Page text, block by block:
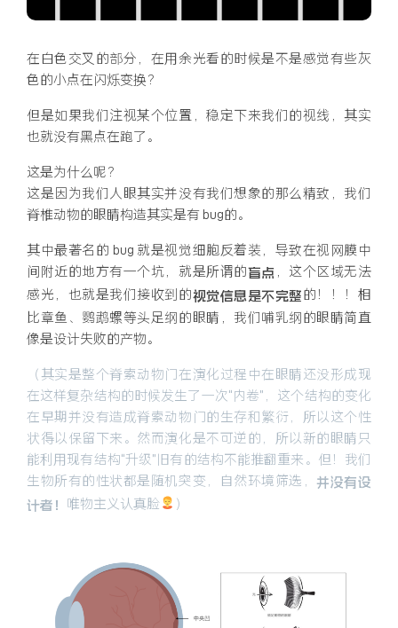
在白色交叉的部分，在用余光看的时候是不是感觉有些灰
色的小点在闪烁变换？
但是如果我们注视某个位置，稳定下来我们的视线，其实
也就没有黑点在跑了。
这是为什么呢？
这是因为我们人眼其实并没有我们想象的那么精致，我们
脊椎动物的眼睛构造其实是有 bug的。
其中最著名的 bug 就是视觉细胞反着装，导致在视网膜中
间附近的地方有一个坑，就是所谓的盲点
，这个区域无法
感光，也就是我们接收到的视觉信息是不完整 的！！！相
比章鱼、鹦鹉螺等头足纲的眼睛，我们哺乳纲的眼睛简直
像是设计失败的产物。
（其实是整个脊索动物门在演化过程中在眼睛还没形成现
在这样复杂结构的时候发生了一次“内卷”，这个结构的变化
在早期并没有造成脊索动物门的生存和繁衍，所以这个性
状得以保留下来。然而演化是不可逆的，所以新的眼睛只
能利用现有结构“升级”旧有的结构不能推翻重来。但！我们
生物所有的性状都是随机突变，自然环境筛选，并没有设
计者！
唯物主义认真脸 ）